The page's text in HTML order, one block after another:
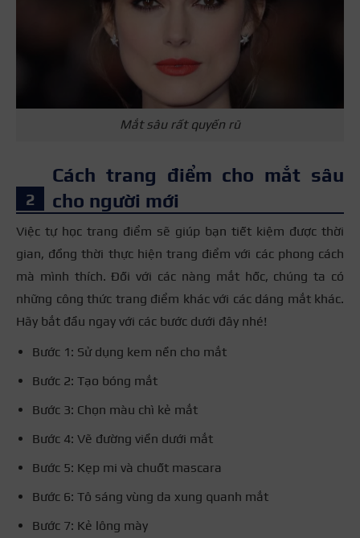
Mắt sâu rất quyến rũ
Cách trang điểm cho mắt sâu
cho người mới
Việc tự học trang điểm sẽ giúp bạn tiết kiệm được thời
gian, đồng thời thực hiện trang điểm với các phong cách
mà mình thích. Đối với các nàng mắt hốc, chúng ta có
những công thức trang điểm khác với các dáng mắt khác.
Hãy bắt đầu ngay với các bước dưới đây nhé!
Bước 1: Sử dụng kem nền cho mắt
Bước 2: Tạo bóng mắt
Bước 3: Chọn màu chì kẻ mắt
Bước 4: Vẽ đường viền dưới mắt
Bước 5: Kẹp mi và chuốt mascara
Bước 6: Tô sáng vùng da xung quanh mắt
Bước 7: Kẻ lông mày